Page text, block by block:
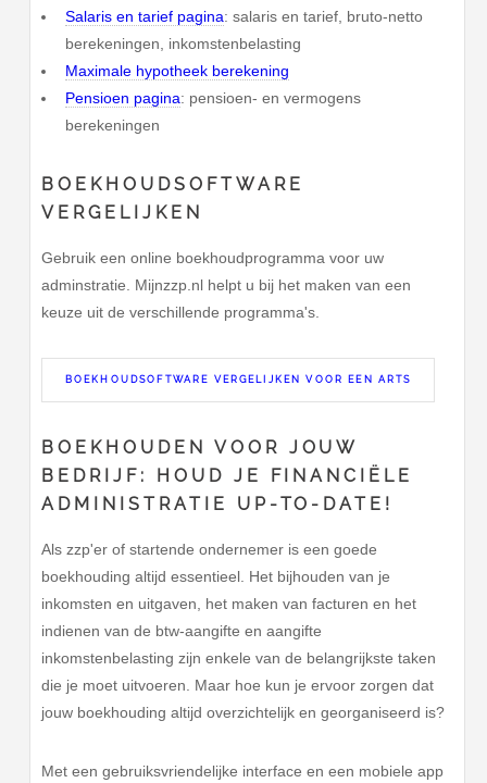
Salaris en tarief pagina: salaris en tarief, bruto-netto
berekeningen, inkomstenbelasting
Maximale hypotheek berekening
Pensioen pagina: pensioen- en vermogens
berekeningen
BOEKHOUDSOFTWARE
VERGELIJKEN
Gebruik een online boekhoudprogramma voor uw
adminstratie. Mijnzzp.nl helpt u bij het maken van een
keuze uit de verschillende programma's.
BOEKHOUDSOFTWARE VERGELIJKEN VOOR EEN ARTS
BOEKHOUDEN VOOR JOUW
BEDRIJF: HOUD JE FINANCIËLE
ADMINISTRATIE UP-TO-DATE!
Als zzp'er of startende ondernemer is een goede
boekhouding altijd essentieel. Het bijhouden van je
inkomsten en uitgaven, het maken van facturen en het
indienen van de btw-aangifte en aangifte
inkomstenbelasting zijn enkele van de belangrijkste taken
die je moet uitvoeren. Maar hoe kun je ervoor zorgen dat
jouw boekhouding altijd overzichtelijk en georganiseerd is?
Met een gebruiksvriendelijke interface en een mobiele app